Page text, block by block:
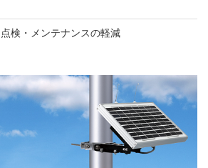
点検・メンテナンスの軽減